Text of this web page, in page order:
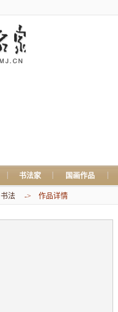
书法家 国画作品
书法 -> 作品详情